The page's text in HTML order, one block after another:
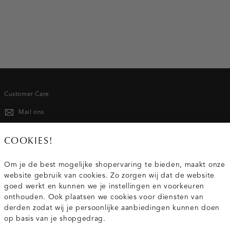
Customer Care
Mail ons
Service
Wij zijn Costes
COOKIES!
Om je de best mogelijke shopervaring te bieden, maakt onze
website gebruik van cookies. Zo zorgen wij dat de website
goed werkt en kunnen we je instellingen en voorkeuren
onthouden. Ook plaatsen we cookies voor diensten van
derden zodat wij je persoonlijke aanbiedingen kunnen doen
op basis van je shopgedrag.